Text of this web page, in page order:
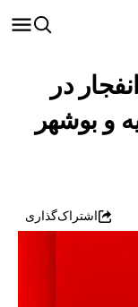
در
و بوشهر
اشتراک‌گذاری